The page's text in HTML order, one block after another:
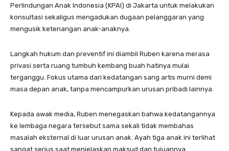
Perlindungan Anak Indonesia (KPAI) di Jakarta untuk melakukan
konsultasi sekaligus mengadukan dugaan pelanggaran yang
mengusik ketenangan anak-anaknya.
​Langkah hukum dan preventif ini diambil Ruben karena merasa
privasi serta ruang tumbuh kembang buah hatinya mulai
terganggu. Fokus utama dari kedatangan sang artis murni demi
masa depan anak, tanpa mencampurkan urusan pribadi lainnya.
​Kepada awak media, Ruben menegaskan bahwa kedatangannya
ke lembaga negara tersebut sama sekali tidak membahas
masalah eksternal di luar urusan anak. Ayah tiga anak ini terlihat
sangat serius saat menjelaskan maksud dan tujuannya